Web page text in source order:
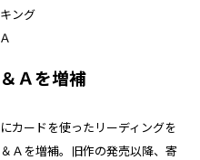
ング
Ａを増補
カードを使ったリーディングを
Ａを増補。旧作の発売以降、寄